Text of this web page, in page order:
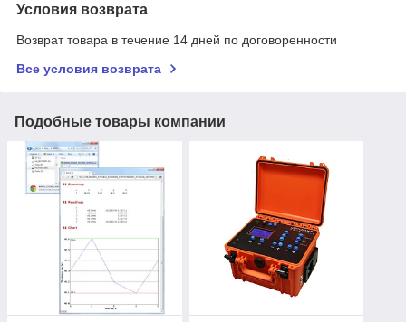
Условия возврата
Возврат товара в течение 14 дней по договоренности
Все условия возврата
Подобные товары компании